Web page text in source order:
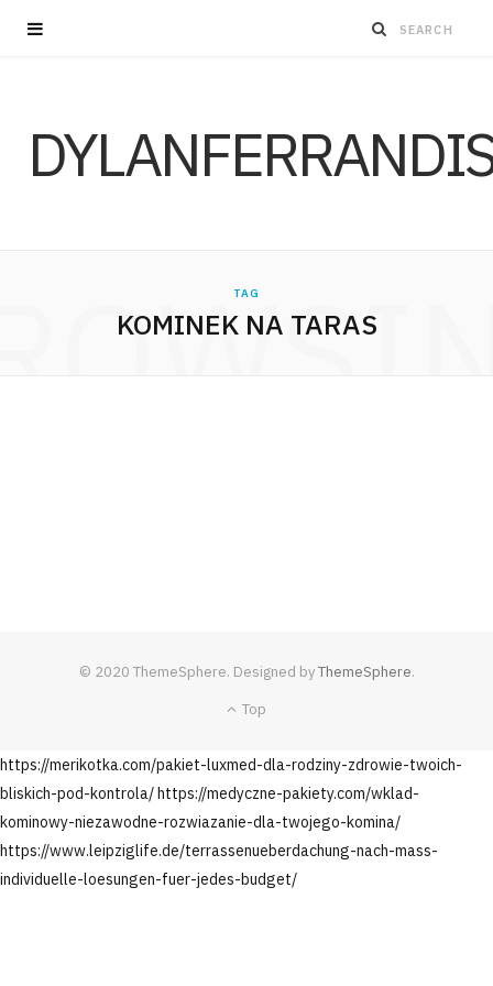
TAG
KOMINEK NA TARAS
© 2020 ThemeSphere. Designed byThemeSphere.
Top
https://merikotka.com/pakiet-luxmed-dla-rodziny-zdrowie-twoich-
bliskich-pod-kontrola/https://medyczne-pakiety.com/wklad-
kominowy-niezawodne-rozwiazanie-dla-twojego-komina/
https://www.leipziglife.de/terrassenueberdachung-nach-mass-
individuelle-loesungen-fuer-jedes-budget/